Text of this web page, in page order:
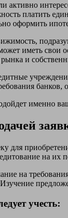
активно
платить
оформить
иметь свои
и
банков,
именно
для
на их
на
учесть: